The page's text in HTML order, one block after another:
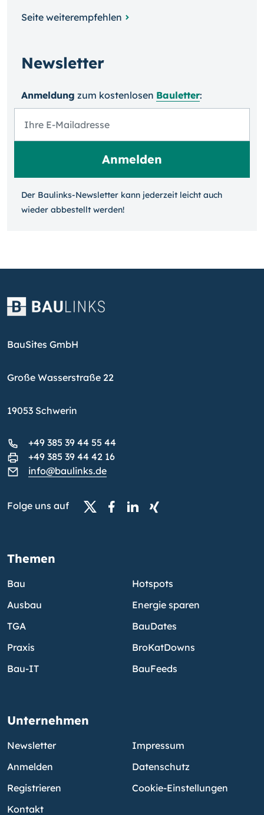
Seite weiterempfehlen
Newsletter
Anmeldung zum kosten­losen Bauletter:
Der Baulinks-Newsletter kann jeder­zeit leicht auch
wieder ab­bestellt werden!
BauSites GmbH
Große Wasserstraße 22
19053 Schwerin
+49 385 39 44 55 44
+49 385 39 44 42 16
info@baulinks.de
Folge uns auf
Themen
Bau
Ausbau
TGA
Praxis
Bau-IT
Hotspots
Energie sparen
BauDates
BroKatDowns
BauFeeds
Unternehmen
Newsletter
Anmelden
Registrieren
Kontakt
Impressum
Datenschutz
Cookie-Einstellungen